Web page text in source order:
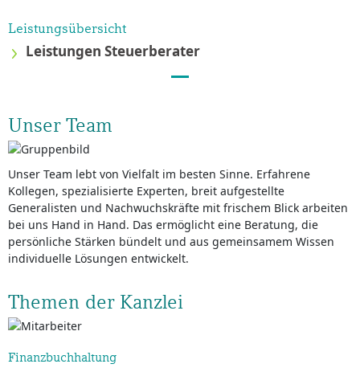
Leistungsübersicht
Leistungen Steuerberater
Unser Team
Unser Team lebt von Vielfalt im besten Sinne. Erfahrene
Kollegen, spezialisierte Experten, breit aufgestellte
Generalisten und Nachwuchskräfte mit frischem Blick arbeiten
bei uns Hand in Hand. Das ermöglicht eine Beratung, die
persönliche Stärken bündelt und aus gemeinsamem Wissen
individuelle Lösungen entwickelt.
Themen der Kanzlei
Finanzbuchhaltung